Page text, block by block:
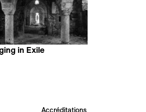
in Exile
Accréditations